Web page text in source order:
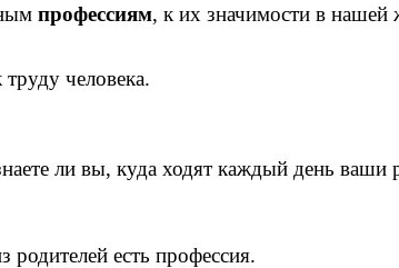
профессиям, к их значимости в нашей
человека.
ли вы, куда ходят каждый день ваши
родителей есть профессия.